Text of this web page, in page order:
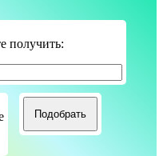
получить: